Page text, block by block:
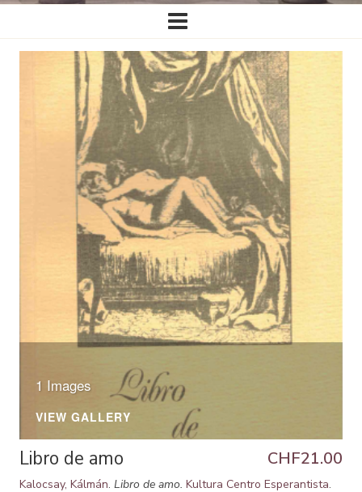
Ĉefa
navigado
1 Images
VIEW GALLERY
Libro de amo CHF21.00
Kalocsay, Kálmán. Libro de amo. Kultura Centro Esperantista.